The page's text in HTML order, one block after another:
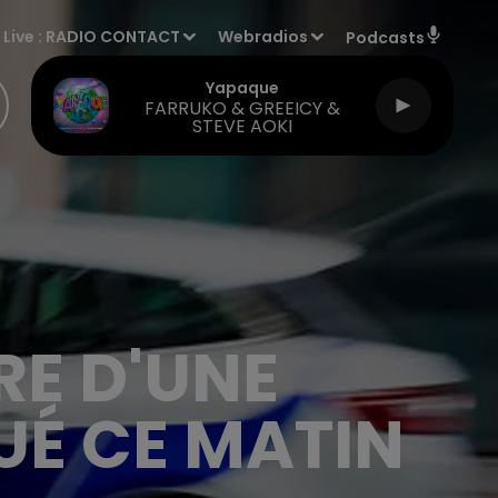
Live : RADIO CONTACT Webradios Podcasts
Yapaque
FARRUKO & GREEICY &
STEVE AOKI
D'UNE
CE MATIN